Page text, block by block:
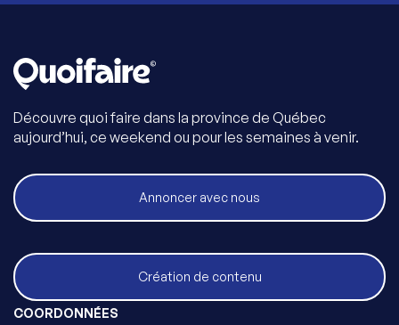
Découvre quoi faire dans la province de Québec
aujourd’hui, ce weekend ou pour les semaines à venir.
Annoncer avec nous
Création de contenu
COORDONNÉES